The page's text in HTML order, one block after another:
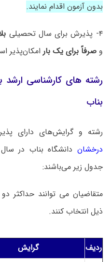
بدون آزمون اقدام نمایند.
۴- پذیرش برای سال تحصیلی
وصرفاً برای یک بارامکان‌پذیر
بناب
رشته و گرایش‌های دارای
درخشان
جدول زیر می‌باشند:
متقاضیان می توانند حداکثر
ذیل انتخاب کنند.
ردیف گرایش